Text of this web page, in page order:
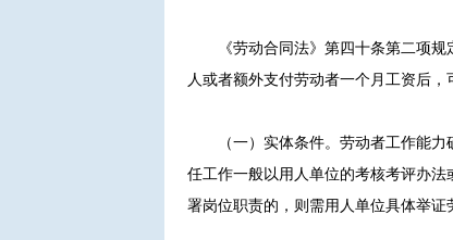
《劳动合同法》第四十条第二项
人或者额外支付劳动者一个月工资后
（一）实体条件。劳动者工作能
任工作一般以用人单位的考核考评办
署岗位职责的，则需用人单位具体举证